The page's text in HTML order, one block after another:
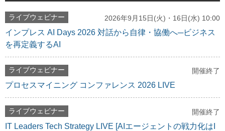
ライブウェビナー 2026年9月15日(火)・16日(水) 10:00
インプレス AI Days 2026 対話から自律・協働へ─ビジネス
を再定義するAI
ライブウェビナー 開催終了
プロセスマイニング コンファレンス 2026 LIVE
ライブウェビナー 開催終了
IT Leaders Tech Strategy LIVE [AIエージェントの戦力化はI